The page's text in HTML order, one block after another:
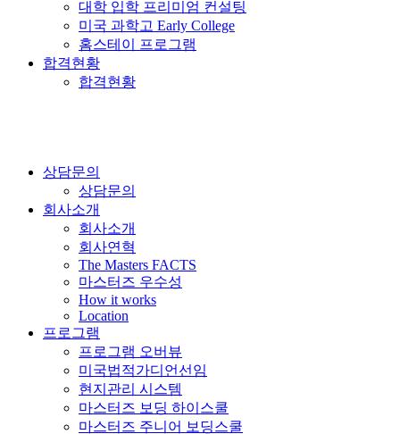
대학 입학 프리미엄 컨설팅
미국 과학고 Early College
홈스테이 프로그램
합격현황
합격현황
상담문의
상담문의
회사소개
회사소개
회사연혁
The Masters FACTS
마스터즈 우수성
How it works
Location
프로그램
프로그램 오버뷰
미국법적가디언선임
현지관리 시스템
마스터즈 보딩 하이스쿨
마스터즈 주니어 보딩스쿨